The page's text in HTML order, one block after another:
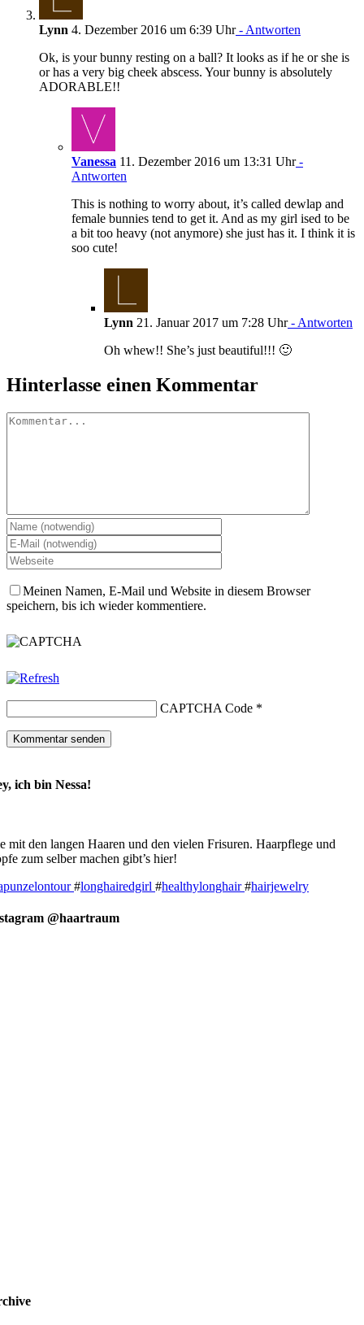
Lynn 4. Dezember 2016 um 6:39 Uhr- Antworten
Ok, is your bunny resting on a ball? It looks as if he or she is
or has a very big cheek abscess. Your bunny is absolutely
ADORABLE!!
Vanessa 11. Dezember 2016 um 13:31 Uhr-
Antworten
This is nothing to worry about, it’s called dewlap and
female bunnies tend to get it. And as my girl ised to be
a bit too heavy (not anymore) she just has it. I think it is
soo cute!
Lynn 21. Januar 2017 um 7:28 Uhr- Antworten
Oh whew!! She’s just beautiful!!! 🙂
Hinterlasse einen Kommentar
Kommentar
Meinen Namen, E-Mail und Website in diesem Browser
speichern, bis ich wieder kommentiere.
CAPTCHA Code *
ich bin Nessa!
mit den langen Haaren und den vielen Frisuren. Haarpflege und
zum selber machen gibt’s hier!
#longhairedgirl #healthylonghair#hairjewelry
@haartraum